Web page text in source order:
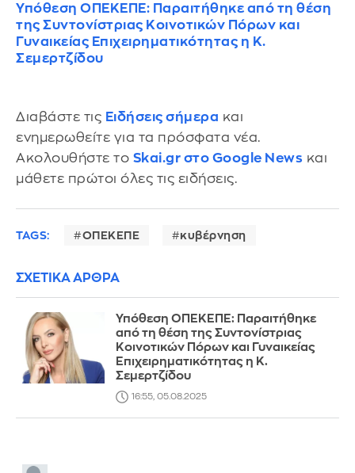
Υπόθεση ΟΠΕΚΕΠΕ: Παραιτήθηκε από τη θέση
της Συντονίστριας Κοινοτικών Πόρων και
Γυναικείας Επιχειρηματικότητας η Κ.
Σεμερτζίδου
Διαβάστε τις Ειδήσεις σήμερα και
ενημερωθείτε για τα πρόσφατα νέα.
Ακολουθήστε το Skai.gr στο Google News και
μάθετε πρώτοι όλες τις ειδήσεις.
TAGS: ΟΠΕΚΕΠΕ κυβέρνηση
ΣΧΕΤΙΚΑ ΑΡΘΡΑ
Υπόθεση ΟΠΕΚΕΠΕ: Παραιτήθηκε
από τη θέση της Συντονίστριας
Κοινοτικών Πόρων και Γυναικείας
Επιχειρηματικότητας η Κ.
Σεμερτζίδου
16:55, 05.08.2025